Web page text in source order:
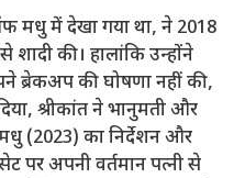
मधु में देखा गया था, ने 2018
की। हालांकि उन्होंने
ब्रेकअप की घोषणा नहीं की,
श्रीकांत ने भानुमती और
(2023) का निर्देशन और
पर अपनी वर्तमान पत्नी से